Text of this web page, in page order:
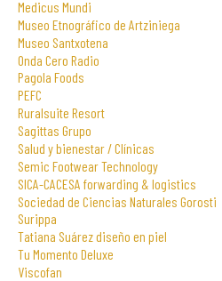
Medicus Mundi
Museo Etnográfico de Artziniega
Museo Santxotena
Onda Cero Radio
Pagola Foods
PEFC
Ruralsuite Resort
Sagittas Grupo
Salud y bienestar / Clínicas
Semic Footwear Technology
SICA-CACESA forwarding & logistics
Sociedad de Ciencias Naturales Gorosti
Surippa
Tatiana Suárez diseño en piel
Tu Momento Deluxe
Viscofan